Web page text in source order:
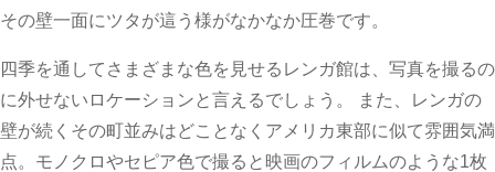
その壁一面にツタが這う様がなかなか圧巻です。
四季を通してさまざまな色を見せるレンガ館は、写真を撮るの
に外せないロケーションと言えるでしょう。 また、レンガの
壁が続くその町並みはどことなくアメリカ東部に似て雰囲気満
点。モノクロやセピア色で撮ると映画のフィルムのような1枚